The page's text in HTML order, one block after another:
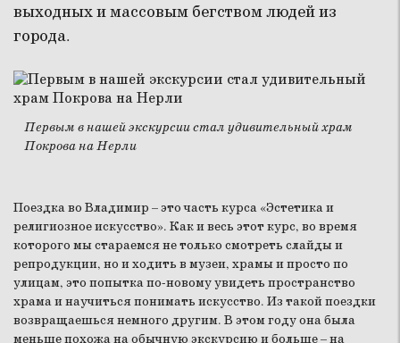
выходных и массовым бегством людей из
города.
Первым в нашей экскурсии стал удивительный храм
Покрова на Нерли
Поездка во Владимир – это часть курса «Эстетика и
религиозное искусство». Как и весь этот курс, во время
которого мы стараемся не только смотреть слайды и
репродукции, но и ходить в музеи, храмы и просто по
улицам, это попытка по-новому увидеть пространство
храма и научиться понимать искусство. Из такой поездки
возвращаешься немного другим. В этом году она была
меньше похожа на обычную экскурсию и больше – на